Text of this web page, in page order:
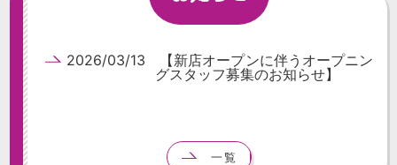
2026/03/13 【新店オープンに伴うオープニン
グスタッフ募集のお知らせ】
一覧